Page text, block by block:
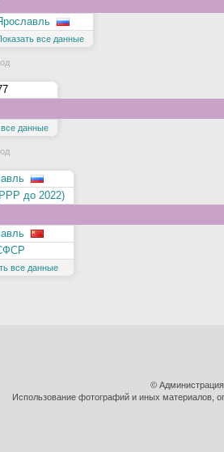
все данные
данные
до 2022)
все данные
©
Использование фотографий и иных материалов,